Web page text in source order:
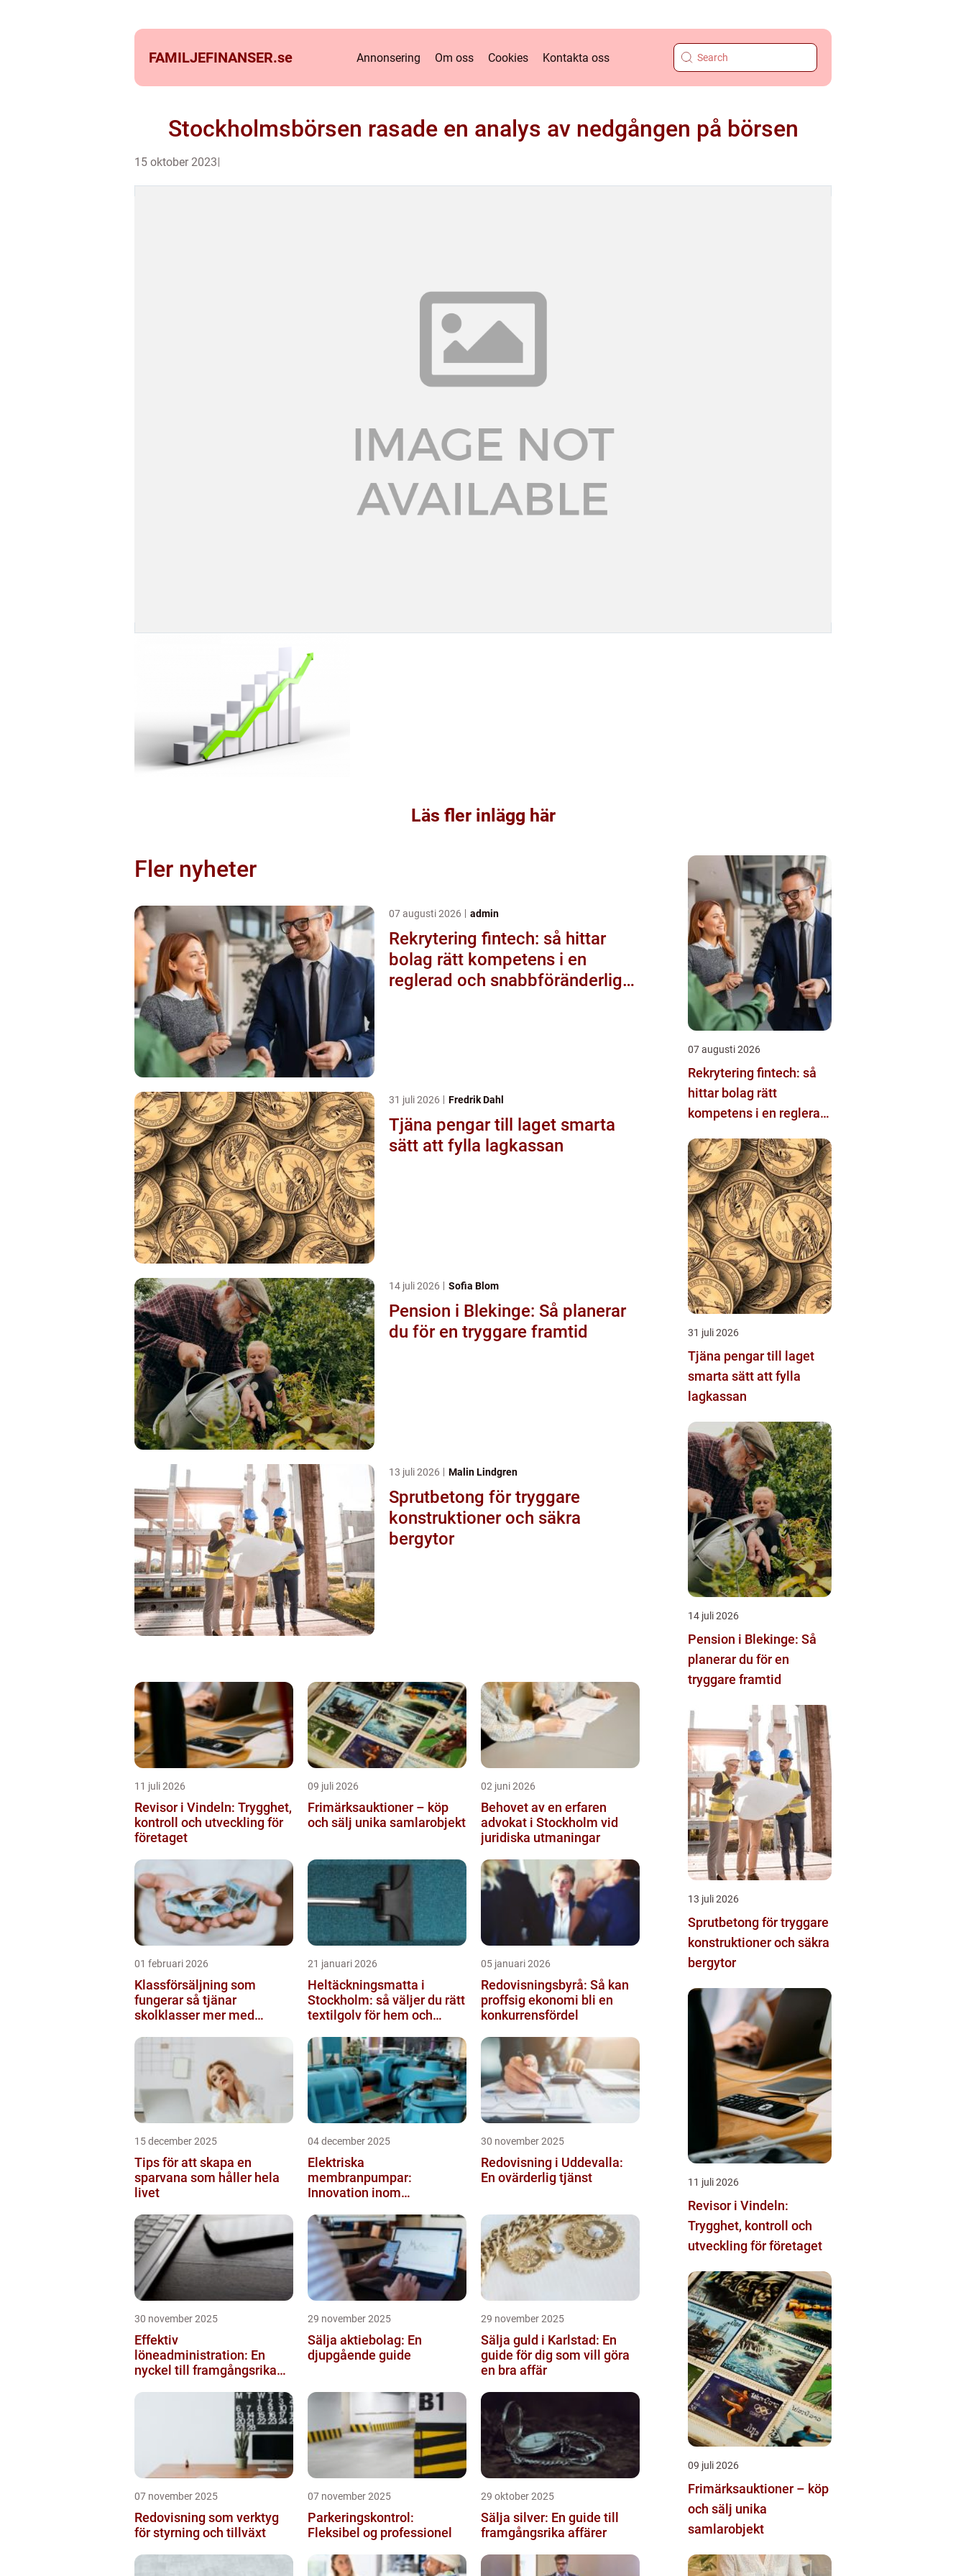
FAMILJEFINANSER.se Annonsering Om oss Cookies Kontakta oss
Stockholmsbörsen rasade en analys av nedgången på börsen
15 oktober 2023
Läs fler inlägg här
Fler nyheter
07 augusti 2026 admin
Rekrytering fintech: så hittar
bolag rätt kompetens i en
reglerad och snabbföränderlig
31 juli 2026 Fredrik Dahl
Tjäna pengar till laget smarta
sätt att fylla lagkassan
14 juli 2026 Sofia Blom
Pension i Blekinge: Så planerar
du för en tryggare framtid
13 juli 2026 Malin Lindgren
Sprutbetong för tryggare
konstruktioner och säkra
bergytor
11 juli 2026
Revisor i Vindeln: Trygghet,
kontroll och utveckling för
företaget
09 juli 2026
Frimärksauktioner – köp
och sälj unika samlarobjekt
02 juni 2026
Behovet av en erfaren
advokat i Stockholm vid
juridiska utmaningar
01 februari 2026
Klassförsäljning som
fungerar så tjänar
skolklasser mer med
21 januari 2026
Heltäckningsmatta i
Stockholm: så väljer du rätt
textilgolv för hem och
05 januari 2026
Redovisningsbyrå: Så kan
proffsig ekonomi bli en
konkurrensfördel
15 december 2025
Tips för att skapa en
sparvana som håller hela
livet
04 december 2025
Elektriska
membranpumpar:
Innovation inom
30 november 2025
Redovisning i Uddevalla:
En ovärderlig tjänst
30 november 2025
Effektiv
löneadministration: En
nyckel till framgångsrika
29 november 2025
Sälja aktiebolag: En
djupgående guide
29 november 2025
Sälja guld i Karlstad: En
guide för dig som vill göra
en bra affär
07 november 2025
Redovisning som verktyg
för styrning och tillväxt
07 november 2025
Parkeringskontrol:
Fleksibel og professionel
29 oktober 2025
Sälja silver: En guide till
framgångsrika affärer
07 augusti 2026
Rekrytering fintech: så
hittar bolag rätt
kompetens i en reglerad
värld
31 juli 2026
Tjäna pengar till laget
smarta sätt att fylla
lagkassan
14 juli 2026
Pension i Blekinge: Så
planerar du för en
tryggare framtid
13 juli 2026
Sprutbetong för tryggare
konstruktioner och säkra
bergytor
11 juli 2026
Revisor i Vindeln:
Trygghet, kontroll och
utveckling för företaget
09 juli 2026
Frimärksauktioner – köp
och sälj unika
samlarobjekt